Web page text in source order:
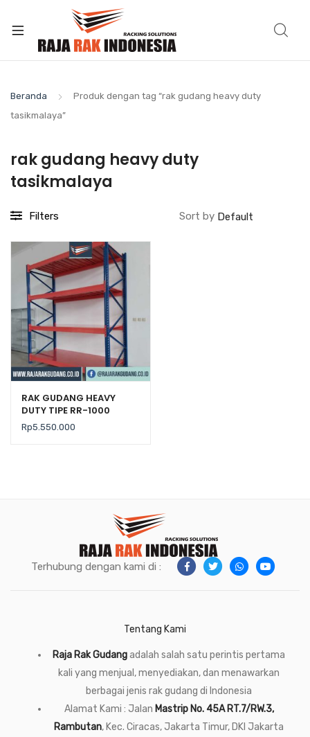
Beranda
Produk dengan tag “rak gudang heavy duty
tasikmalaya”
rak gudang heavy duty
tasikmalaya
Filters Sort by
RAK GUDANG HEAVY
DUTY TIPE RR-1000
Rp5.550.000
Terhubung dengan kami di :
Tentang Kami
Raja Rak Gudangadalah salah satu perintis pertama
kali yang menjual, menyediakan, dan menawarkan
berbagai jenis rak gudang di Indonesia
Alamat Kami : Jalan Mastrip No. 45A RT.7/RW.3,
Rambutan, Kec. Ciracas, Jakarta Timur, DKI Jakarta